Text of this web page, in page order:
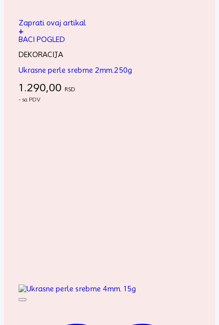
Zaprati ovaj artikal
+
BACI POGLED
DEKORACIJA
Ukrasne perle srebrne 2mm.250g
1.290,00 RSD
- sa PDV